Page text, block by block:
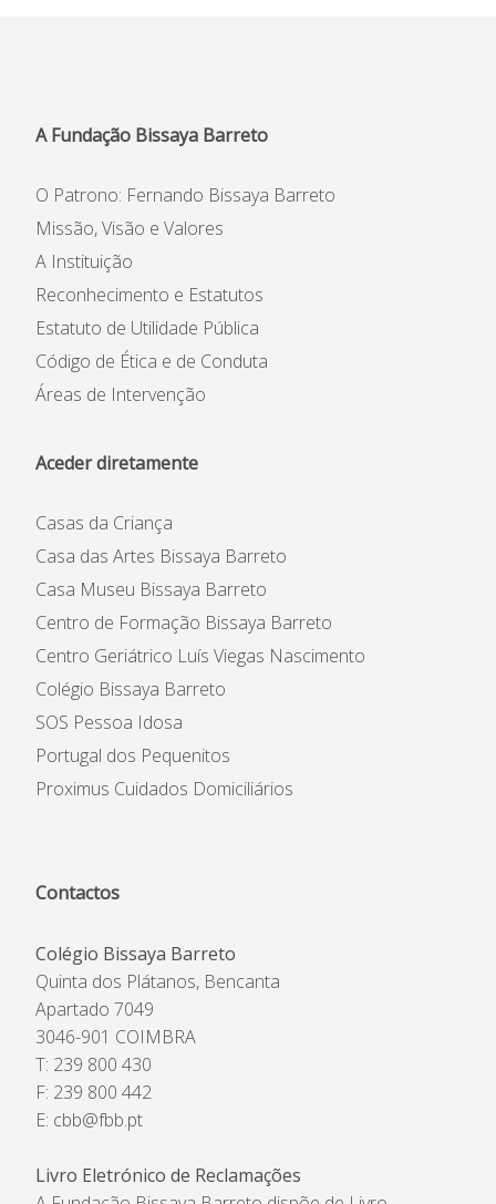
A Fundação Bissaya Barreto
O Patrono: Fernando Bissaya Barreto
Missão, Visão e Valores
A Instituição
Reconhecimento e Estatutos
Estatuto de Utilidade Pública
Código de Ética e de Conduta
Áreas de Intervenção
Aceder diretamente
Casas da Criança
Casa das Artes Bissaya Barreto
Casa Museu Bissaya Barreto
Centro de Formação Bissaya Barreto
Centro Geriátrico Luís Viegas Nascimento
Colégio Bissaya Barreto
SOS Pessoa Idosa
Portugal dos Pequenitos
Proximus Cuidados Domiciliários
Contactos
Colégio Bissaya Barreto
Quinta dos Plátanos, Bencanta
Apartado 7049
3046-901 COIMBRA
T: 239 800 430
F: 239 800 442
E: cbb@fbb.pt
Livro Eletrónico de Reclamações